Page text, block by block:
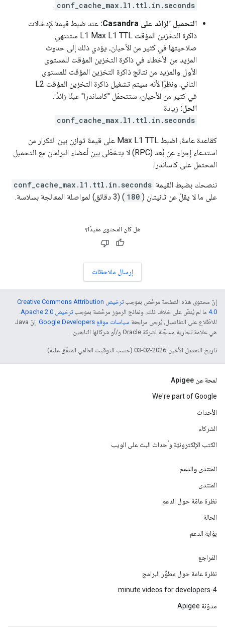
conf_cache_max.l1.ttl.in.seconds
.
التحميل الزائد على Casandra:
عند ضبط قيمة لإدخالات
ذاكرة التخزين المؤقت L1 Max L1 TTL ستنتهي
صلاحيتها في كثير من الأحيان، يؤدي ذلك إلى حدوث
المزيد من الأخطاء في ذاكرة التخزين المؤقت للمستوى
الأول والمزيد من نتائج ذاكرة التخزين المؤقت للمستوى
الثاني. ونظرًا لأنه سيتم تشغيل ذاكرة التخزين المؤقت L2
في كثير من الأحيان، ستتحمّل "كاساندرا" عبئًا زائدًا.
الحل: زيادة
conf_cache_max.l1.ttl.in.seconds
كقاعدة عامة، اضبط Max L1 TTL على قيمة توازن بين التكرار من
استدعاء إجراء عن بُعد (RPC) لا يتخطّى بين أعضاء البرلمان مع التحميل
المحتمل على كاساندرا.
ننصحك بضبط القيمة conf_cache_max.l1.ttl.in.seconds
على ما لا يقلّ عن ثانيتان ( 180 ) (3 دقائق) لمواصلة المعالجة بسلاسة.
هل كان المحتوى مفيدًا؟
إرسال ملاحظات
إنّ محتوى هذه الصفحة مرخّص بموجب
ترخيص Creative Commons Attribution
4.0‏ ما لم يُنصّ على خلاف ذلك، ونماذج الرموز مرخّصة بموجبترخيص Apache 2.0‏
.
للاطّلاع على التفاصيل، يُرجى مراجعة سياسات موقع Google Developers‏
. إنّ Java
هي علامة تجارية مسجَّلة لشركة Oracle و/أو شركائها التابعين.
تاريخ التعديل الأخير: 2026-02-03 (حسب التوقيت العالمي المتفَّق عليه)
لمحة عن Apigee
We're part of Google
الأحداث
الشركاء
الكتب الإلكترونيّة وأحداث البث على الويب
المنتدى والدعم
المنتدى
نظرة عامّة حول الدعم
الحالة
بوّابة الدعم
المَراجع
نظرة عامة حول مطوِّر البرامج
4-minute videos for developers
مدوّنة Apigee